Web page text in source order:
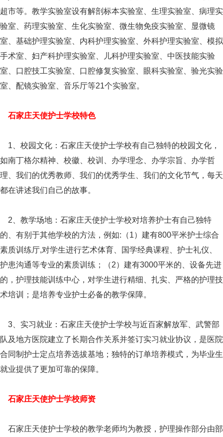
超市等。教学实验室设有解剖标本实验室、生理实验室、病理实
验室、药理实验室、生化实验室、微生物免疫实验室、显微镜
室、基础护理实验室、内科护理实验室、外科护理实验室、模拟
手术室、妇产科护理实验室、儿科护理实验室、中医技能实验
室、口腔技工实验室、口腔修复实验室、眼科实验室、验光实验
室、配镜实验室、音乐厅等21个实验室。
石家庄天使护士学校特色
1、校园文化：石家庄天使护士学校有自己独特的校园文化，
如南丁格尔精神、校徽、校训、办学理念、办学宗旨、办学哲
理、我们的优秀教师、我们的优秀学生、我们的文化节气，每天
都在讲述我们自己的故事。
2、教学场地：石家庄天使护士学校对培养护士有自己独特
的、有别于其他学校的方法，例如:（1）建有800平米护士综合
素质训练厅,对学生进行艺术体育、国学经典课程、护士礼仪、
护患沟通等专业的素质训练；（2）建有3000平米的、设备先进
的，护理技能训练中心，对学生进行精细、扎实、严格的护理技
术培训；是培养专业护士必备的教学保障。
3、实习就业：石家庄天使护士学校与近百家解放军、武警部
队及地方医院建立了长期合作关系并签订实习就业协议，是医院
合同制护士定点培养选拔基地；独特的订单培养模式，为毕业生
就业提供了更加可靠的保障。
石家庄天使护士学校师资
石家庄天使护士学校的教学老师均为教授，护理操作部分由部